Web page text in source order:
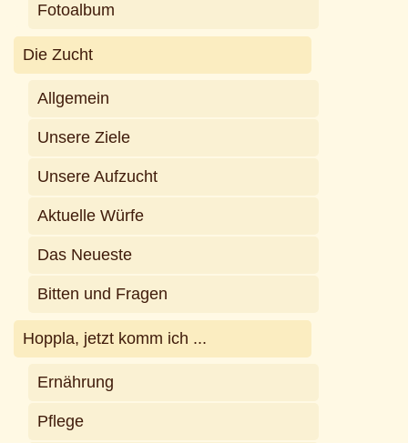
Fotoalbum
Die Zucht
Allgemein
Unsere Ziele
Unsere Aufzucht
Aktuelle Würfe
Das Neueste
Bitten und Fragen
Hoppla, jetzt komm ich ...
Ernährung
Pflege